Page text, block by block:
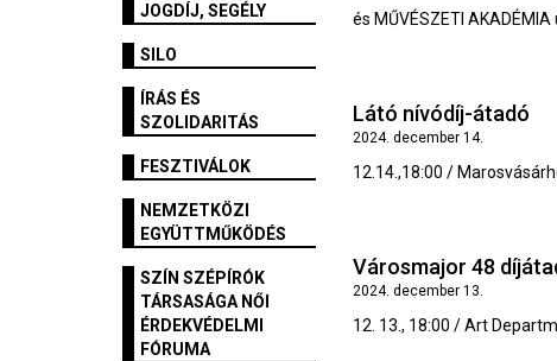
JOGDÍJ, SEGÉLY
SILO
ÍRÁS ÉS
SZOLIDARITÁS
FESZTIVÁLOK
NEMZETKÖZI
EGYÜTTMŰKÖDÉS
SZÍN SZÉPÍRÓK
TÁRSASÁGA NŐI
ÉRDEKVÉDELMI
FÓRUMA
és MŰVÉSZETI AKADÉMIA
Látó nívódíj-átadó
2024. december 14.
12.14.,18:00 /
Városmajor 48
2024. december 13.
12. 13., 18:00 / Art